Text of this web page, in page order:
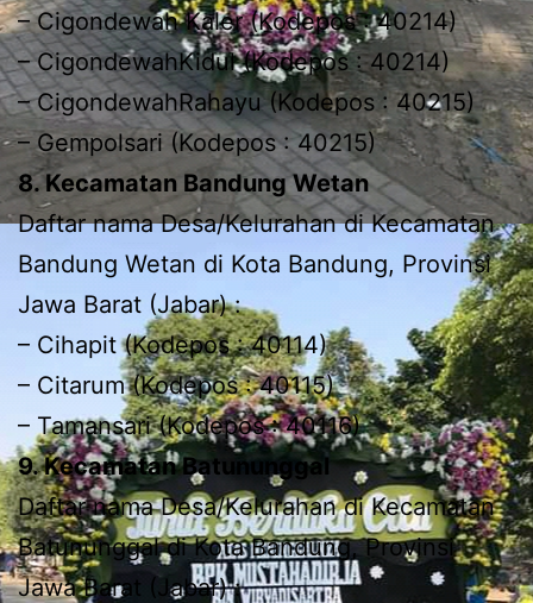
– Cigondewah Kaler (Kodepos : 40214)
– CigondewahKidul (Kodepos : 40214)
– CigondewahRahayu (Kodepos : 40215)
– Gempolsari (Kodepos : 40215)
8. Kecamatan Bandung Wetan
Daftar nama Desa/Kelurahan di Kecamatan
Bandung Wetan di Kota Bandung, Provinsi
Jawa Barat (Jabar) :
– Cihapit (Kodepos : 40114)
– Citarum (Kodepos : 40115)
– Tamansari (Kodepos : 40116)
9. Kecamatan Batununggal
Daftar nama Desa/Kelurahan di Kecamatan
Batununggal di Kota Bandung, Provinsi
Jawa Barat (Jabar) :